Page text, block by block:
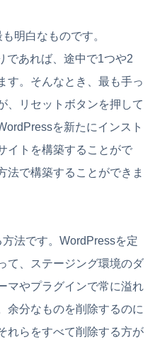
明白なものです。
であれば、途中で1つや2
す。そんなとき、最も手っ
、リセットボタンを押して
を新たにインスト
イトを構築することがで
法で構築することができま
法です。WordPressを定
て、ステージング環境のダ
マやプラグインで常に溢れ
余分なものを削除するのに
れらをすべて削除する方が